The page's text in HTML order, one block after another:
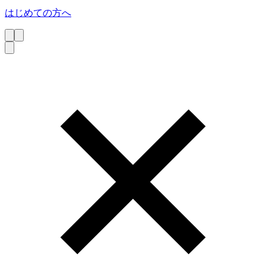
はじめての方へ